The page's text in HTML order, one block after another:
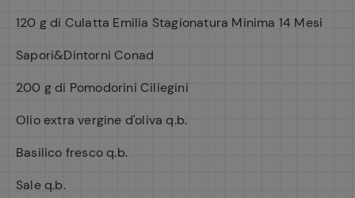
120 g di Culatta Emilia Stagionatura Minima 14 Mesi
Sapori&Dintorni Conad
200 g di Pomodorini Ciliegini
Olio extra vergine d'oliva q.b.
Basilico fresco q.b.
Sale q.b.